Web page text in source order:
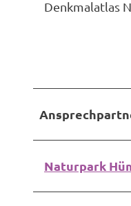
Denkmalatlas
Naturpark